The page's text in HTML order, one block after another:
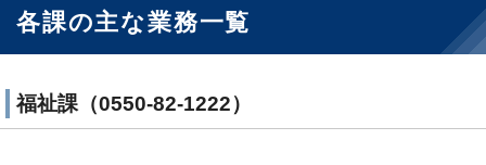
各課の主な業務一覧
福祉課（0550-82-1222）